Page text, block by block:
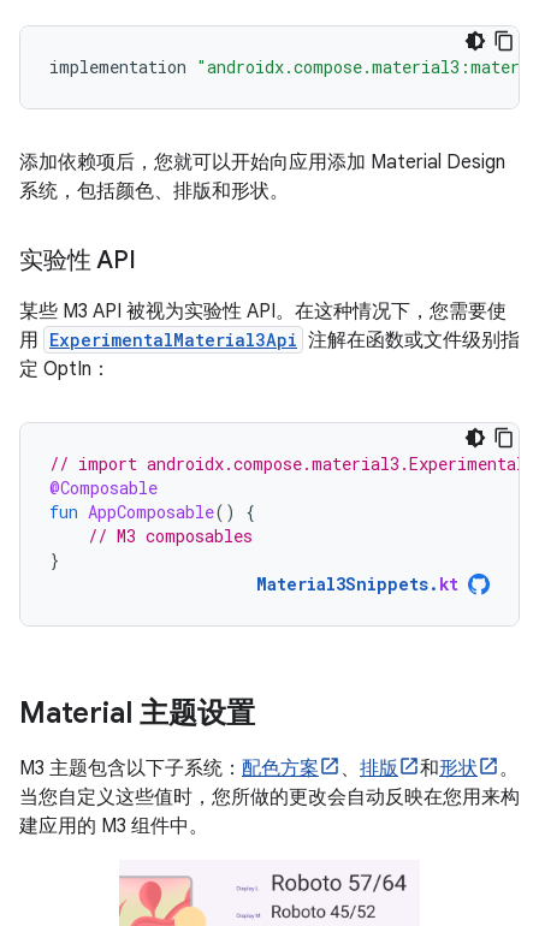
implementation
添加依赖项后，您就可以开始向应用添加 Material Design
系统，包括颜色、排版和形状。
实验性 API
某些 M3 API 被视为实验性 API。在这种情况下，您需要使
用 ExperimentalMaterial3Api 注解在函数或文件级别指
定 OptIn：
// import
@Composable
fun AppComposable()
{
// M3 composables
}
Material3Snippets. kt
Material 主题设置
M3 主题包含以下子系统： 配色方案 、 排版 和形状
。
当您自定义这些值时，您所做的更改会自动反映在您用来构
建应用的 M3 组件中。